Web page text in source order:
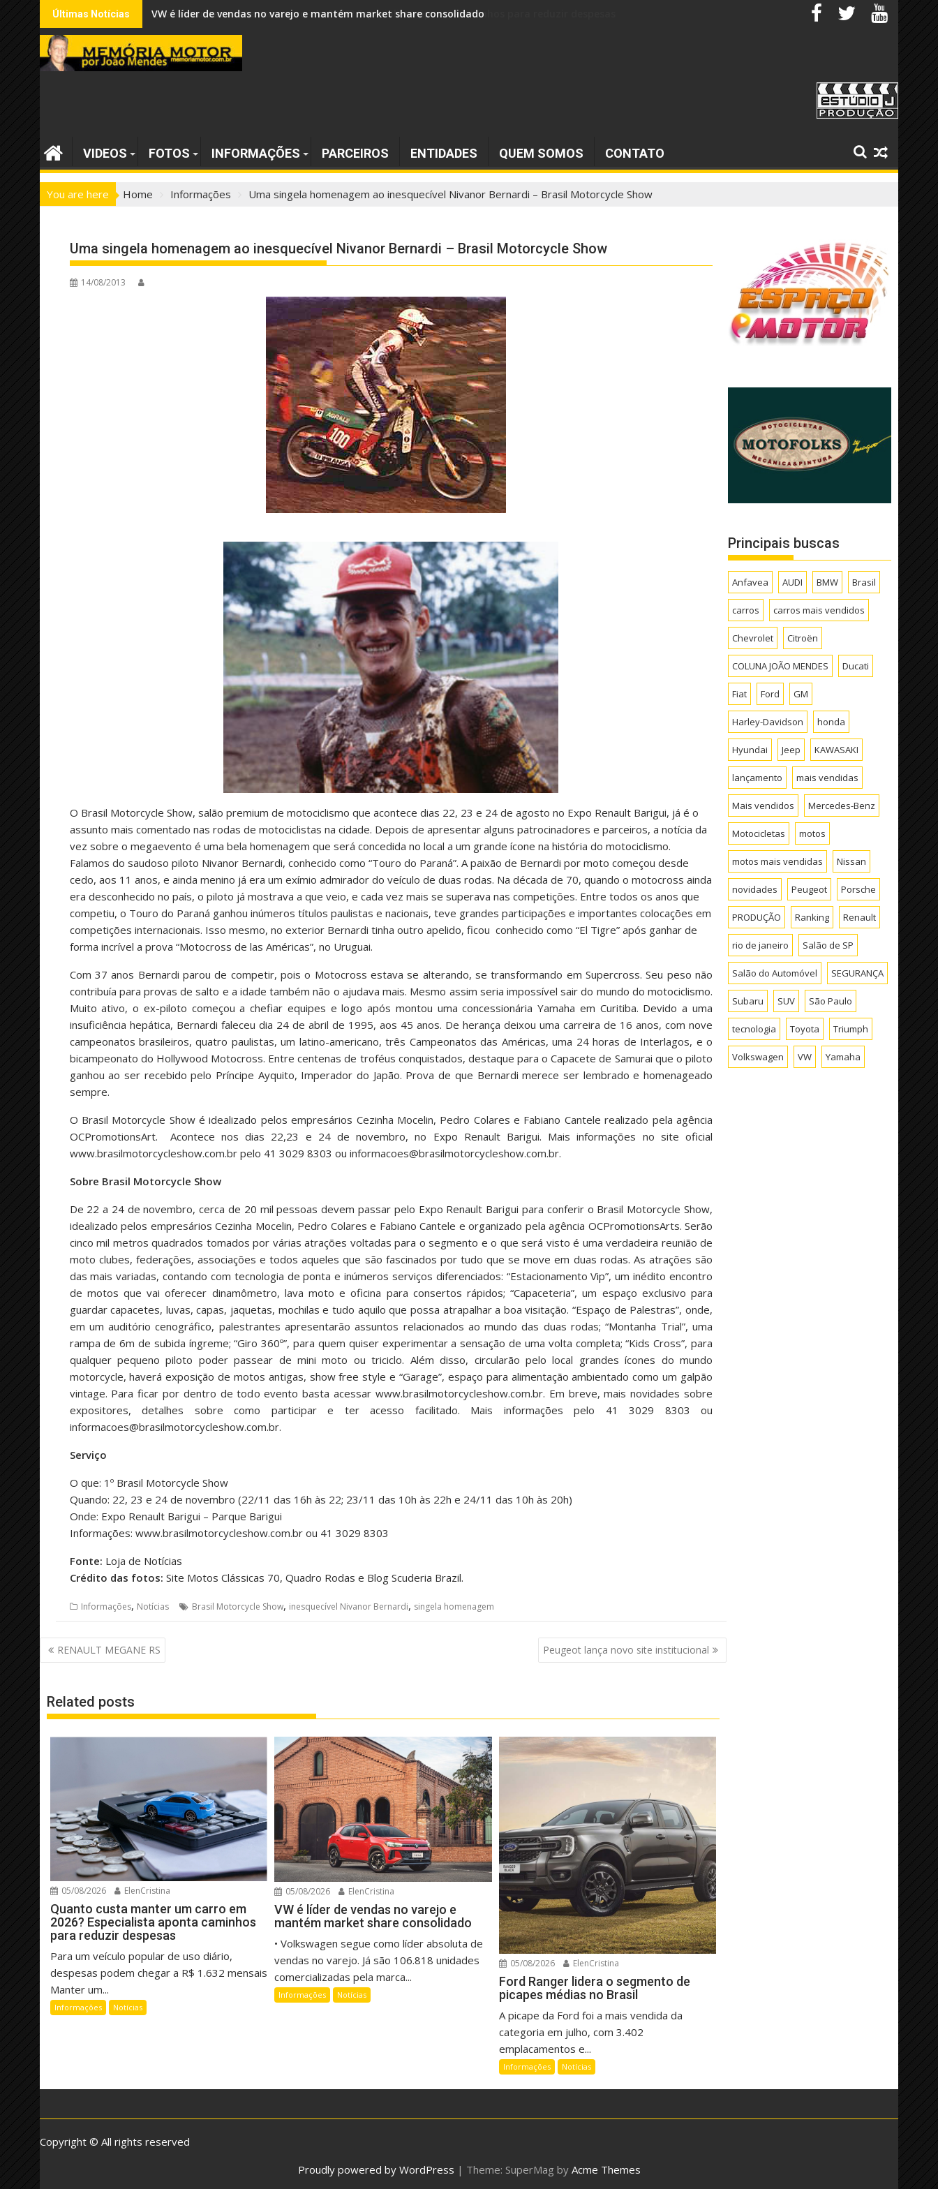
Skip
to
content
Últimas Notícias VW é líder de vendas no varejo e mantém market share consolidado
VIDEOS FOTOS INFORMAÇÕES PARCEIROS ENTIDADES QUEM SOMOS CONTATO
You are here Home Informações Uma singela homenagem ao inesquecível Nivanor Bernardi – Brasil Motorcycle Show
Uma singela homenagem ao inesquecível Nivanor Bernardi – Brasil Motorcycle Show
14/08/2013
O Brasil Motorcycle Show, salão premium de motociclismo que acontece dias 22, 23 e 24 de agosto no Expo Renault Barigui, já é o
assunto mais comentado nas rodas de motociclistas na cidade. Depois de apresentar alguns patrocinadores e parceiros, a notícia da
vez sobre o megaevento é uma bela homenagem que será concedida no local a um grande ícone na história do motociclismo.
Falamos do saudoso piloto Nivanor Bernardi, conhecido como “Touro do Paraná”. A paixão de Bernardi por moto começou desde
cedo, aos 11 anos, e ainda menino já era um exímio admirador do veículo de duas rodas. Na década de 70, quando o motocross ainda
era desconhecido no país, o piloto já mostrava a que veio, e cada vez mais se superava nas competições. Entre todos os anos que
competiu, o Touro do Paraná ganhou inúmeros títulos paulistas e nacionais, teve grandes participações e importantes colocações em
competições internacionais. Isso mesmo, no exterior Bernardi tinha outro apelido, ficou conhecido como “El Tigre” após ganhar de
forma incrível a prova “Motocross de las Américas”, no Uruguai.
Com 37 anos Bernardi parou de competir, pois o Motocross estava se alterando, se transformando em Supercross. Seu peso não
contribuía para provas de salto e a idade também não o ajudava mais. Mesmo assim seria impossível sair do mundo do motociclismo.
Muito ativo, o ex-piloto começou a chefiar equipes e logo após montou uma concessionária Yamaha em Curitiba. Devido a uma
insuficiência hepática, Bernardi faleceu dia 24 de abril de 1995, aos 45 anos. De herança deixou uma carreira de 16 anos, com nove
campeonatos brasileiros, quatro paulistas, um latino-americano, três Campeonatos das Américas, uma 24 horas de Interlagos, e o
bicampeonato do Hollywood Motocross. Entre centenas de troféus conquistados, destaque para o Capacete de Samurai que o piloto
ganhou ao ser recebido pelo Príncipe Ayquito, Imperador do Japão. Prova de que Bernardi merece ser lembrado e homenageado
sempre.
O Brasil Motorcycle Show é idealizado pelos empresários Cezinha Mocelin, Pedro Colares e Fabiano Cantele realizado pela agência
OCPromotionsArt. Acontece nos dias 22,23 e 24 de novembro, no Expo Renault Barigui. Mais informações no site oficial
www.brasilmotorcycleshow.com.br pelo 41 3029 8303 ou informacoes@brasilmotorcycleshow.com.br.
Sobre Brasil Motorcycle Show
De 22 a 24 de novembro, cerca de 20 mil pessoas devem passar pelo Expo Renault Barigui para conferir o Brasil Motorcycle Show,
idealizado pelos empresários Cezinha Mocelin, Pedro Colares e Fabiano Cantele e organizado pela agência OCPromotionsArts. Serão
cinco mil metros quadrados tomados por várias atrações voltadas para o segmento e o que será visto é uma verdadeira reunião de
moto clubes, federações, associações e todos aqueles que são fascinados por tudo que se move em duas rodas. As atrações são
das mais variadas, contando com tecnologia de ponta e inúmeros serviços diferenciados: “Estacionamento Vip”, um inédito encontro
de motos que vai oferecer dinamômetro, lava moto e oficina para consertos rápidos; “Capaceteria”, um espaço exclusivo para
guardar capacetes, luvas, capas, jaquetas, mochilas e tudo aquilo que possa atrapalhar a boa visitação. “Espaço de Palestras”, onde,
em um auditório cenográfico, palestrantes apresentarão assuntos relacionados ao mundo das duas rodas; “Montanha Trial”, uma
rampa de 6m de subida íngreme; “Giro 360º”, para quem quiser experimentar a sensação de uma volta completa; “Kids Cross”, para
qualquer pequeno piloto poder passear de mini moto ou triciclo. Além disso, circularão pelo local grandes ícones do mundo
motorcycle, haverá exposição de motos antigas, show free style e “Garage”, espaço para alimentação ambientado como um galpão
vintage. Para ficar por dentro de todo evento basta acessar www.brasilmotorcycleshow.com.br. Em breve, mais novidades sobre
expositores, detalhes sobre como participar e ter acesso facilitado. Mais informações pelo 41 3029 8303 ou
informacoes@brasilmotorcycleshow.com.br.
Serviço
O que: 1º Brasil Motorcycle Show
Quando: 22, 23 e 24 de novembro (22/11 das 16h às 22; 23/11 das 10h às 22h e 24/11 das 10h às 20h)
Onde: Expo Renault Barigui – Parque Barigui
Informações: www.brasilmotorcycleshow.com.br ou 41 3029 8303
Fonte: Loja de Notícias
Crédito das fotos: Site Motos Clássicas 70, Quadro Rodas e Blog Scuderia Brazil.
Informações, Notícias Brasil Motorcycle Show, inesquecível Nivanor Bernardi, singela homenagem
Navegação
de
RENAULT MEGANE RS Peugeot lança novo site institucional
Related posts
05/08/2026 ElenCristina
Quanto custa manter um carro em
2026? Especialista aponta caminhos
para reduzir despesas
Para um veículo popular de uso diário,
despesas podem chegar a R$ 1.632 mensais
Manter um...
Informações Notícias
05/08/2026 ElenCristina
VW é líder de vendas no varejo e
mantém market share consolidado
• Volkswagen segue como líder absoluta de
vendas no varejo. Já são 106.818 unidades
comercializadas pela marca...
Informações Notícias
05/08/2026 ElenCristina
Ford Ranger lidera o segmento de
picapes médias no Brasil
A picape da Ford foi a mais vendida da
categoria em julho, com 3.402
emplacamentos e...
Informações Notícias
Principais buscas
Anfavea AUDI BMW Brasil
carros carros mais vendidos
Chevrolet Citroën
COLUNA JOÃO MENDES Ducati
Fiat Ford GM
Harley-Davidson honda
Hyundai Jeep KAWASAKI
lançamento mais vendidas
Mais vendidos Mercedes-Benz
Motocicletas motos
motos mais vendidas Nissan
novidades Peugeot Porsche
PRODUÇÃO Ranking Renault
rio de janeiro Salão de SP
Salão do Automóvel SEGURANÇA
Subaru SUV São Paulo
tecnologia Toyota Triumph
Volkswagen VW Yamaha
Copyright © All rights reserved
Proudly powered by WordPress | Theme: SuperMag by Acme Themes